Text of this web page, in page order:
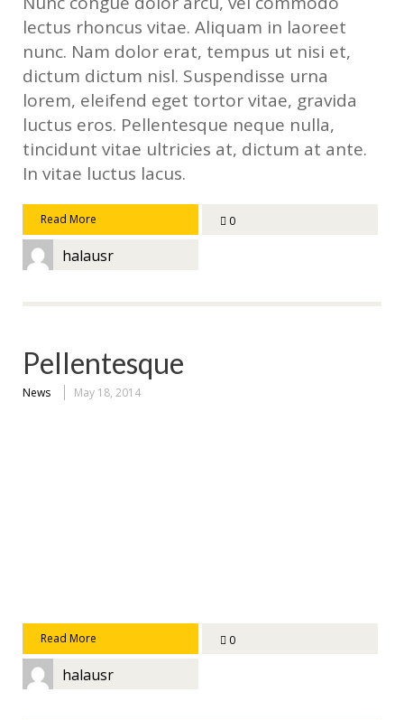
lectus rhoncus vitae. Aliquam in laoreet
nunc. Nam dolor erat, tempus ut nisi et,
dictum dictum nisl. Suspendisse urna
lorem, eleifend eget tortor vitae, gravida
luctus eros. Pellentesque neque nulla,
tincidunt vitae ultricies at, dictum at ante.
In vitae luctus lacus.
Read More 0
halausr
Pellentesque
News May 18, 2014
Read More 0
halausr